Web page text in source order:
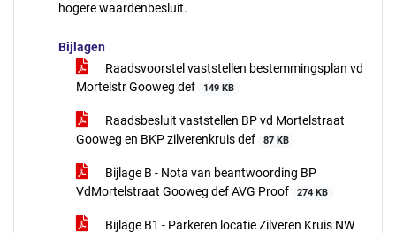
hogere waardenbesluit.
Bijlagen
Raadsvoorstel vaststellen bestemmingsplan vd
Mortelstr Gooweg def
149 KB
Raadsbesluit vaststellen BP vd Mortelstraat
Gooweg en BKP zilverenkruis def
87 KB
Bijlage B - Nota van beantwoording BP
VdMortelstraat Gooweg def AVG Proof
274 KB
Bijlage B1 - Parkeren locatie Zilveren Kruis NW